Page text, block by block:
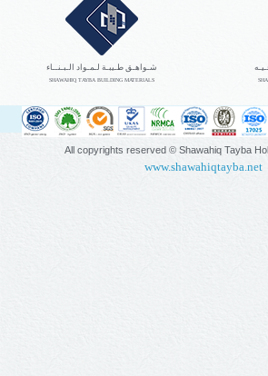
شـواهـق طـيبـة لـمـواد الـبـنــاء
SHAWAHIQ TAYBA BUILDING MATERIALS
All copyrights reserved © Shawahiq Tayba
www.shawahiqtayba.net